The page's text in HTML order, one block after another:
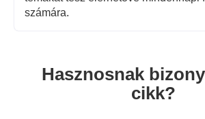
számára.
Hasznosnak
cikk?